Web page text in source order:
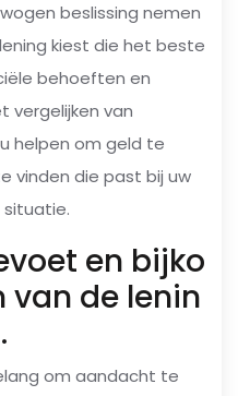
beslissing nemen
kiest die het beste
behoeften en
vergelijken van
helpen om geld te
vinden die past bij uw
en bijko
van de lenin
om aandacht te